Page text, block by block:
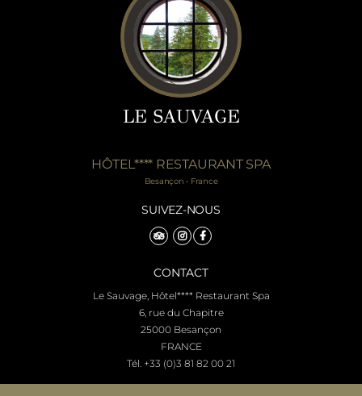
LE SAUVAGE
HÔTEL**** RESTAURANT SPA
Besançon • France
SUIVEZ-NOUS
CONTACT
Le Sauvage, Hôtel**** Restaurant Spa
6, rue du Chapitre
25000 Besançon
FRANCE
Tél. +33 (0)3 81 82 00 21